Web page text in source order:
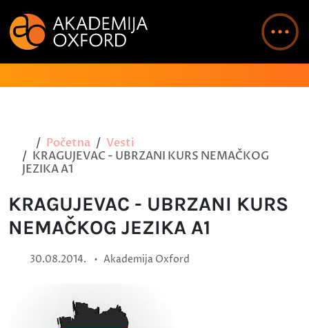
Početna
Vesti
KRAGUJEVAC - UBRZANI KURS NEMAČKOG
JEZIKA A1
KRAGUJEVAC - UBRZANI KURS
NEMAČKOG JEZIKA A1
30.08.2014. • Akademija Oxford